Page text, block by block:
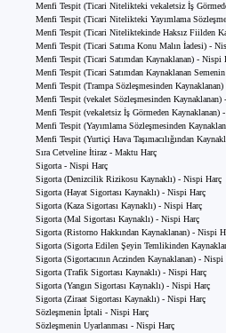
Menfi Tespit (Ticari Nitelikteki vekaletsiz İş
Menfi Tespit (Ticari Nitelikteki Yayımlama
Menfi Tespit (Ticari Niteliktekinde Haksız Fiilden
Menfi Tespit (Ticari Satıma Konu Malın İadesi) -
Menfi Tespit (Ticari Satımdan Kaynaklanan) - Nispi
Menfi Tespit (Ticari Satımdan Kaynaklanan
Menfi Tespit (Trampa Sözleşmesinden
Menfi Tespit (vekalet Sözleşmesinden Kaynaklanan)
Menfi Tespit (vekaletsiz İş Görmeden Kaynaklanan)
Menfi Tespit (Yayımlama Sözleşmesinden
Menfi Tespit (Yurtiçi Hava Taşımacılığından
Sıra Cetveline İtiraz - Maktu Harç
Sigorta - Nispi Harç
Sigorta (Denizcilik Rizikosu Kaynaklı) - Nispi Harç
Sigorta (Hayat Sigortası Kaynaklı) - Nispi Harç
Sigorta (Kaza Sigortası Kaynaklı) - Nispi Harç
Sigorta (Mal Sigortası Kaynaklı) - Nispi Harç
Sigorta (Ristorno Hakkından Kaynaklanan) - Nispi
Sigorta (Sigorta Edilen Şeyin Temlikinden
Sigorta (Sigortacının Aczinden Kaynaklanan) - Nispi
Sigorta (Trafik Sigortası Kaynaklı) - Nispi Harç
Sigorta (Yangın Sigortası Kaynaklı) - Nispi Harç
Sigorta (Ziraat Sigortası Kaynaklı) - Nispi Harç
Sözleşmenin İptali - Nispi Harç
Sözleşmenin Uyarlanması - Nispi Harç